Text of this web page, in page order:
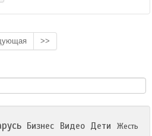
>>
Бизнес Видео Дети
Жесть